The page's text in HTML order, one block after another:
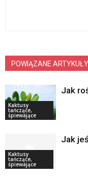
POWIĄZANE ARTYKUŁY
Kaktusy
tańczące,
śpiewające
Jak
Kaktusy
tańczące,
śpiewające
Jak